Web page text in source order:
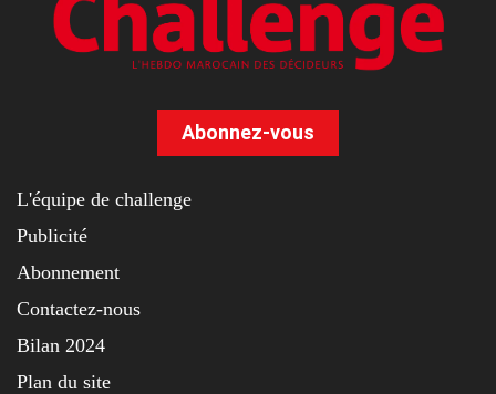
Abonnez-vous
L'équipe de challenge
Publicité
Abonnement
Contactez-nous
Bilan 2024
Plan du site